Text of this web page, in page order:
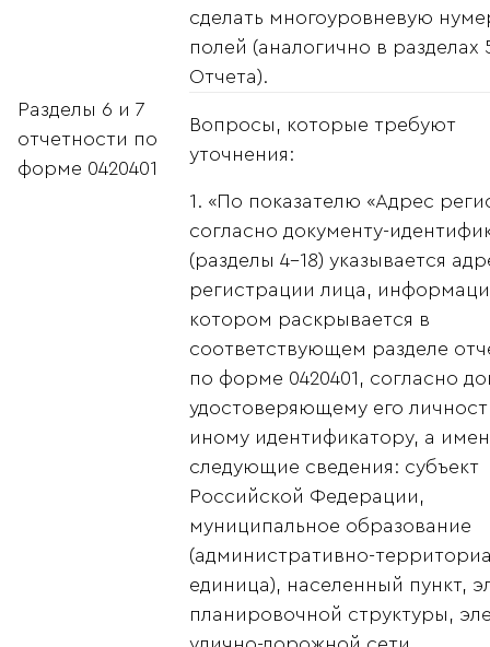
сделать многоуровневую
полей (аналогично в разделах
Отчета).
Разделы 6 и 7
отчетности по
форме 0420401
Вопросы, которые требуют
уточнения:
1. «По показателю «Адрес
согласно документу-
(разделы 4-18) указывается
регистрации лица,
котором раскрывается в
соответствующем разделе
по форме 0420401, согласно
удостоверяющему его
иному идентификатору, а
следующие сведения: субъект
Российской Федерации,
муниципальное образование
(административно-
единица), населенный пункт,
планировочной структуры,